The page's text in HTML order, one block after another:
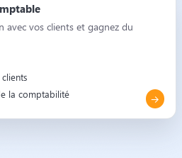
avec vos clients et gagnez du
la comptabilité